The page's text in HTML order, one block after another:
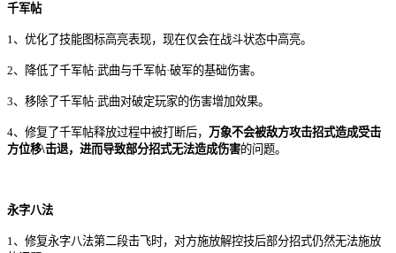
千军帖
1、优化了技能图标高亮表现，现在仅会在战斗状态中高亮。
2、降低了千军帖·武曲与千军帖·破军的基础伤害。
3、移除了千军帖·武曲对破定玩家的伤害增加效果。
4、修复了千军帖释放过程中被打断后， 万象不会被敌方攻击招式造成受击
方位移\击退，进而导致部分招式无法造成伤害的问题。
永字八法
1、修复永字八法第二段击飞时，对方施放解控技后部分招式仍然无法施放